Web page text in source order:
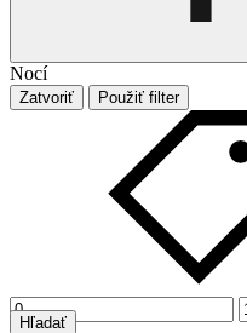
Nocí
Zatvoriť Použiť filter
Hľadať